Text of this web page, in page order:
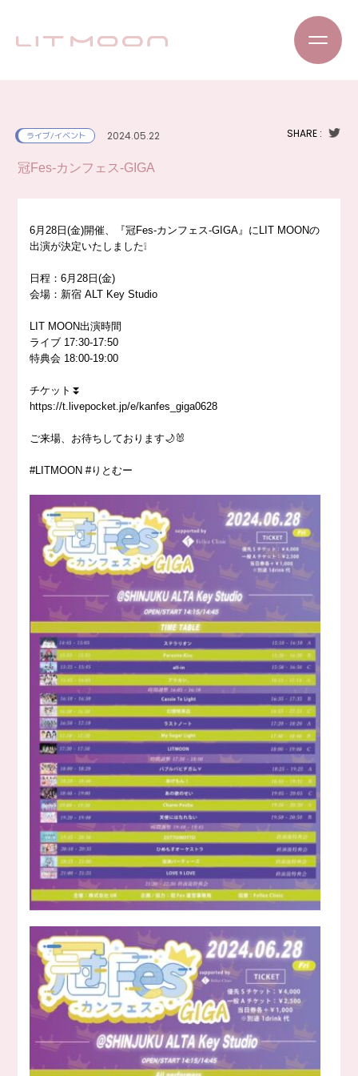
ライブ/イベント 2024.05.22 SHARE :
冠Fes-カンフェス-GIGA
6月28日(金)開催、『冠Fes-カンフェス-GIGA』にLIT MOONの
出演が決定いたしました❕
日程：6月28日(金)
会場：新宿 ALT Key Studio
LIT MOON出演時間
ライブ 17:30-17:50
特典会 18:00-19:00
チケット⏬
https://t.livepocket.jp/e/kanfes_giga0628
ご来場、お待ちしております🌙🐰
#LITMOON #りとむー